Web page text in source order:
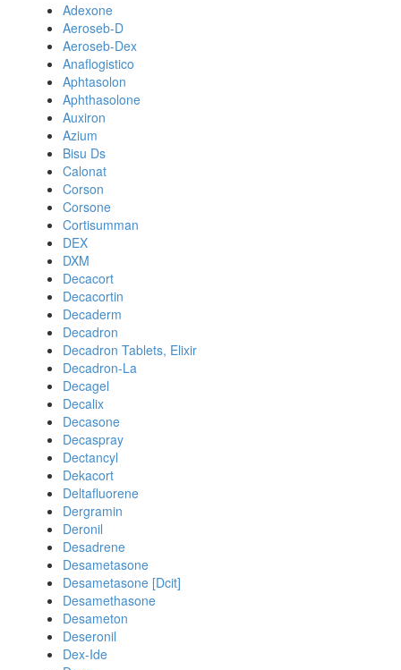
Adexone
Aeroseb-D
Aeroseb-Dex
Anaflogistico
Aphtasolon
Aphthasolone
Auxiron
Azium
Bisu Ds
Calonat
Corson
Corsone
Cortisumman
DEX
DXM
Decacort
Decacortin
Decaderm
Decadron
Decadron Tablets, Elixir
Decadron-La
Decagel
Decalix
Decasone
Decaspray
Dectancyl
Dekacort
Deltafluorene
Dergramin
Deronil
Desadrene
Desametasone
Desametasone [Dcit]
Desamethasone
Desameton
Deseronil
Dex-Ide